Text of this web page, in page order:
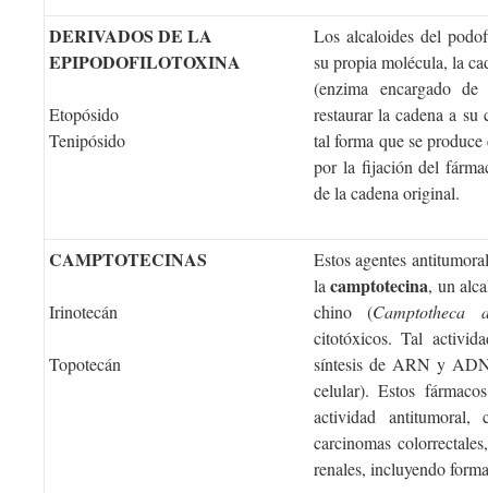
DERIVADOS DE LA
EPIPODOFILOTOXINA
Etopósido
Tenipósido
Los alcaloides del
su propia molécula, la
(enzima encargado
restaurar la cadena a su
tal forma que se
por la fijación del
de la cadena original.
CAMPTOTECINAS
Irinotecán
Topotecán
Estos agentes
lacamptotecina, un
chino (Camptotheca
citotóxicos. Tal
síntesis de ARN y
celular). Estos
actividad antitumoral,
carcinomas
renales, incluyendo